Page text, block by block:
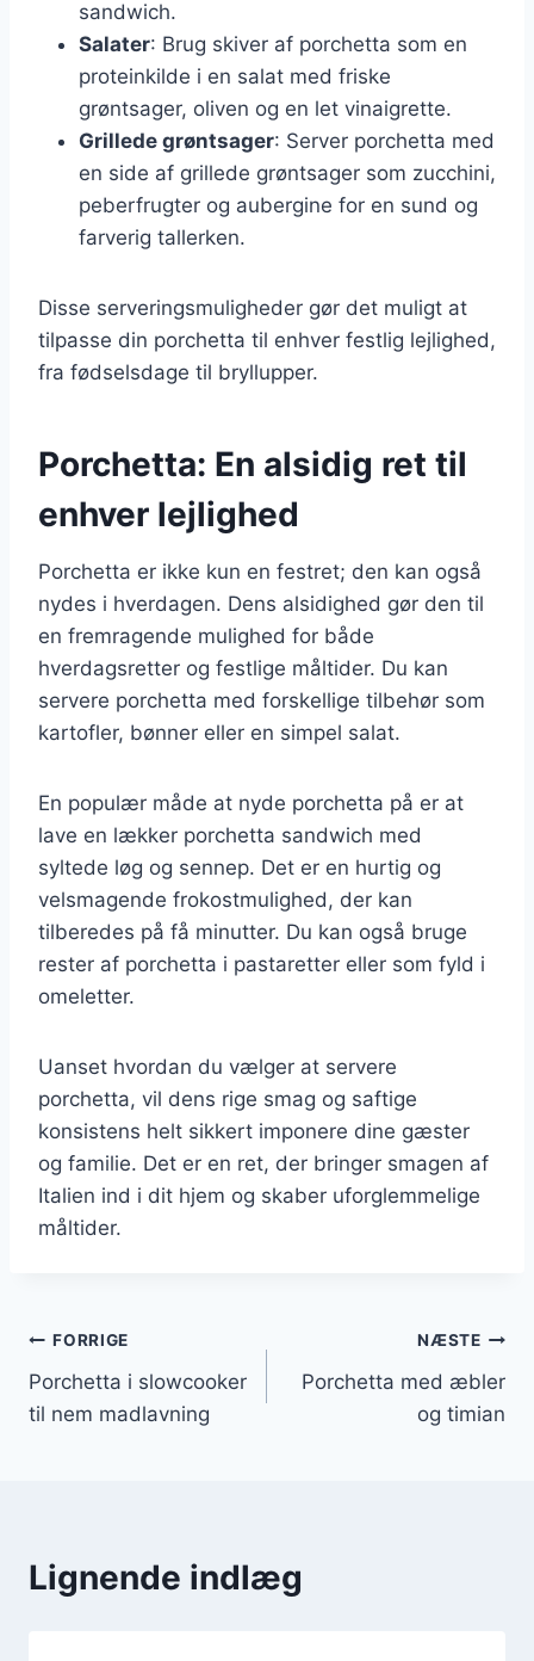
sandwich.
Salater: Brug skiver af porchetta som en
proteinkilde i en salat med friske
grøntsager, oliven og en let vinaigrette.
Grillede grøntsager: Server porchetta med
en side af grillede grøntsager som zucchini,
peberfrugter og aubergine for en sund og
farverig tallerken.
Disse serveringsmuligheder gør det muligt at
tilpasse din porchetta til enhver festlig lejlighed,
fra fødselsdage til bryllupper.
Porchetta: En alsidig ret til
enhver lejlighed
Porchetta er ikke kun en festret; den kan også
nydes i hverdagen. Dens alsidighed gør den til
en fremragende mulighed for både
hverdagsretter og festlige måltider. Du kan
servere porchetta med forskellige tilbehør som
kartofler, bønner eller en simpel salat.
En populær måde at nyde porchetta på er at
lave en lækker porchetta sandwich med
syltede løg og sennep. Det er en hurtig og
velsmagende frokostmulighed, der kan
tilberedes på få minutter. Du kan også bruge
rester af porchetta i pastaretter eller som fyld i
omeletter.
Uanset hvordan du vælger at servere
porchetta, vil dens rige smag og saftige
konsistens helt sikkert imponere dine gæster
og familie. Det er en ret, der bringer smagen af
Italien ind i dit hjem og skaber uforglemmelige
måltider.
Indlægsnavigation
FORRIGE
Porchetta i slowcooker
til nem madlavning
NÆSTE
Porchetta med æbler
og timian
Lignende indlæg